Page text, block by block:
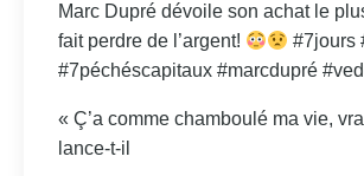
Marc Dupré dévoile son achat le
fait perdre de l’argent!
#7jours
#7péchéscapitaux #marcdupré
« Ç’a comme chamboulé ma vie,
lance-t-il